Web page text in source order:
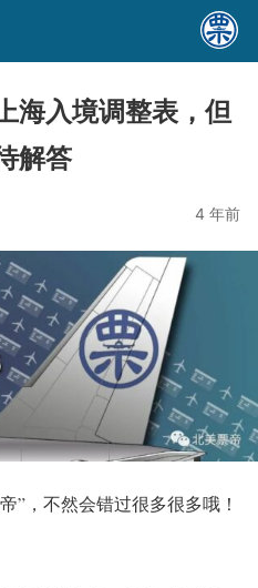
海入境调整表，但
解答
4 年前
” ，不然会错过很多很多哦！